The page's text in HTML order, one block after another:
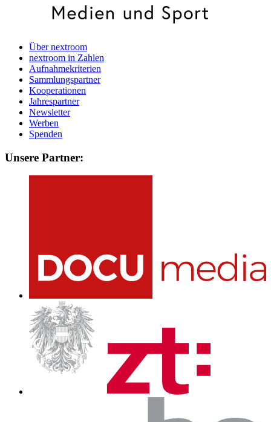
Über nextroom
nextroom in Zahlen
Aufnahmekriterien
Sammlungspartner
Kooperationen
Jahrespartner
Newsletter
Werben
Spenden
Unsere Partner: